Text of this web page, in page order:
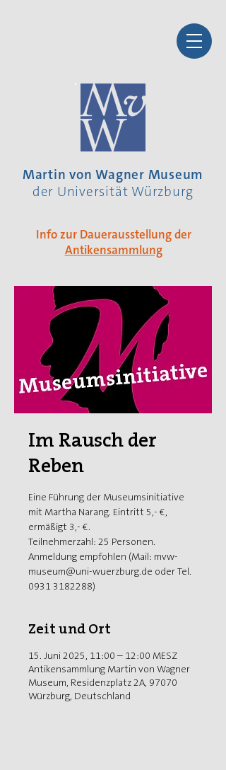
Martin von Wagner Museum
der Universität Würzburg
Info zur Dauerausstellung der
Antikensammlung
Im Rausch der
Reben
Eine Führung der Museumsinitiative
mit Martha Narang. Eintritt 5,- €,
ermäßigt 3,- €.
Teilnehmerzahl: 25 Personen.
Anmeldung empfohlen (Mail: mvw-
museum@uni-wuerzburg.de oder Tel.
0931 3182288)
Zeit und Ort
15. Juni 2025, 11:00 – 12:00 MESZ
Antikensammlung Martin von Wagner
Museum, Residenzplatz 2A, 97070
Würzburg, Deutschland